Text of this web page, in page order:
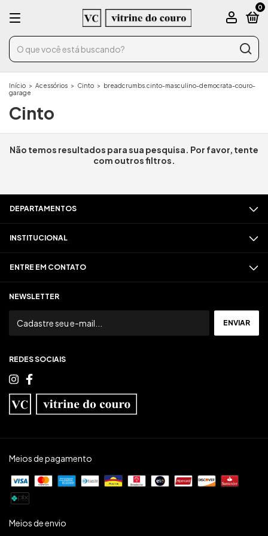
0
Início > Acessórios > Cinto > breadcrumbs.cinto-masculino-democrata-couro-
garage
Cinto
Não temos resultados para sua pesquisa. Por favor, tente
com outros filtros.
DEPARTAMENTOS
INSTITUCIONAL
ENTRE EM CONTATO
NEWSLETTER
REDES SOCIAIS
Meios de pagamento
Meios de envio